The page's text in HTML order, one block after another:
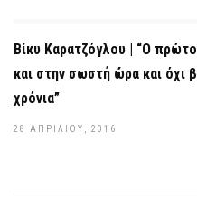
Bίκυ Καρατζόγλου | “Ο
και στην σωστή ώρα και όχι
χρόνια”
28 ΑΠΡΙΛΊΟΥ, 2016